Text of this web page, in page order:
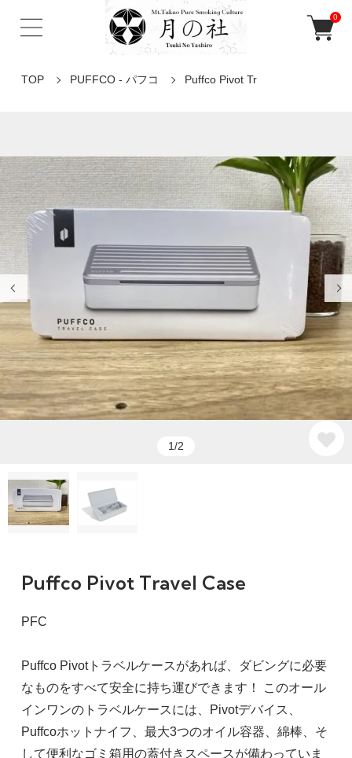
0
TOP PUFFCO - パフコ Puffco Pivot Tr
1/2
Puffco Pivot Travel Case
PFC
Puffco Pivotトラベルケースがあれば、ダビングに必要
なものをすべて安全に持ち運びできます！ このオール
インワンのトラベルケースには、Pivo​​tデバイス、
Puffcoホットナイフ、最大3つのオイル容器、綿棒、そ
して便利なゴミ箱用の蓋付きスペースが備わっていま